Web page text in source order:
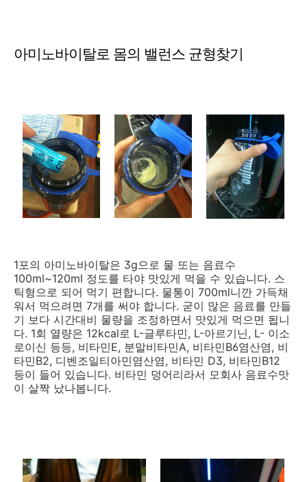
아미노바이탈로 몸의 밸런스 균형찾기
1포의 아미노바이탈은 3g으로 물 또는 음료수
100ml~120ml 정도를 타야 맛있게 먹을 수 있습니다. 스
틱형으로 되어 먹기 편합니다. 물통이 700ml니깐 가득채
워서 먹으려면 7개를 써야 합니다. 굳이 많은 음료를 만들
기 보다 시간대비 물량을 조정하면서 맛있게 먹으면 됩니
다. 1회 열량은 12kcal로 L-글루타민, L-아르기닌, L- 이소
로이신 등등, 비타민E, 분말비타민A, 비타민B6염산염, 비
타민B2, 디벤조일티아민염산염, 비타민 D3, 비타민B12
등이 들어 있습니다. 비타민 덩어리라서 모회사 음료수맛
이 살짝 났나봅니다.